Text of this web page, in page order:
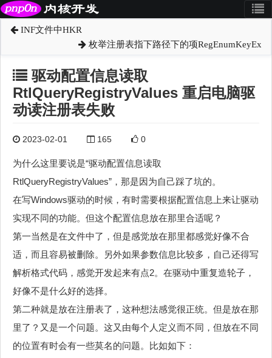
INF文件中HKR
枚举注册表指下路径下的项RegEnumKeyEx
驱动配置信息读取
RtlQueryRegistryValues 重启电脑驱
动读注册表失败
2023-02-01 165 0
为什么这里要说是“驱动配置信息读取
RtlQueryRegistryValues”，那是因为自己踩了坑的。
在写Windows驱动的时候，有时需要根据配置信息上来让驱动
实现不同的功能。但这个配置信息放在那里合适呢？
第一当然是在文件中了，但是感觉放在那里都感觉好像不合
适，而且容易被删除。另外如果参数信息比较多，自己还得写
解析格式代码，感觉开发起来有点2。在驱动中重复造轮子，
好像不是什么好的选择。
第二种就是放在注册表了，这种想法感觉很正统。但是放在那
里了？又是一个问题。这又由每个人定义而不同，但放在不同
的位置有时会有一些莫名的问题。比如如下：